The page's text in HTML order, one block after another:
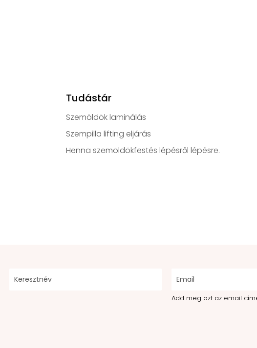
Tudástár
Szemöldök laminálás
Szempilla lifting eljárás
Henna szemöldökfestés lépésről lépésre.
Add meg azt az email